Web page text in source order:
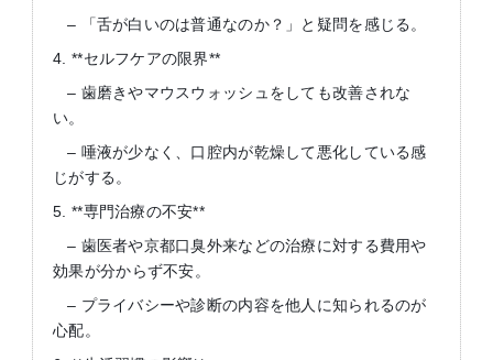
– 「舌が白いのは普通なのか？」と疑問を感じる。
4. **セルフケアの限界**
– 歯磨きやマウスウォッシュをしても改善されな
い。
– 唾液が少なく、口腔内が乾燥して悪化している感
じがする。
5. **専門治療の不安**
– 歯医者や京都口臭外来などの治療に対する費用や
効果が分からず不安。
– プライバシーや診断の内容を他人に知られるのが
心配。